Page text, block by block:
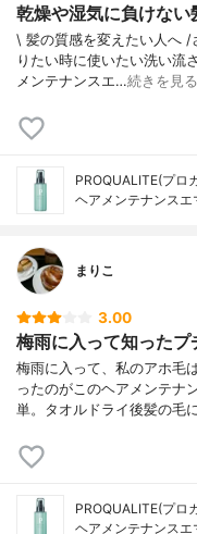
乾燥や湿気に負けない
\ 髪の質感を変えたい人へ /⁡⁡
りたい時に使いたい洗い流
メンテナンスエ…続きを見る
PROQUALITE(プロ
ヘアメンテナンスエ
まりこ
3.00
梅雨に入って知ったプ
梅雨に入って、私のアホ毛
ったのがこのヘアメンテナ
単。タオルドライ後髪の毛
PROQUALITE(プロ
ヘアメンテナンスエ